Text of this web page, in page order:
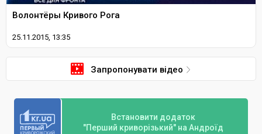
Волонтёры Кривого Рога
25.11.2015, 13:35
Запропонувати відео
Встановити додаток
"Перший криворізький" на Андроїд